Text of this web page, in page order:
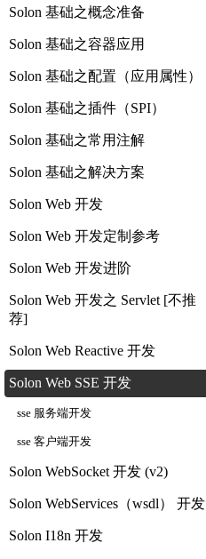
Solon 基础之概念准备
Solon 基础之容器应用
Solon 基础之配置（应用属性）
Solon 基础之插件（SPI）
Solon 基础之常用注解
Solon 基础之解决方案
Solon Web 开发
Solon Web 开发定制参考
Solon Web 开发进阶
Solon Web 开发之 Servlet [不推
荐]
Solon Web Reactive 开发
Solon Web SSE 开发
sse 服务端开发
sse 客户端开发
Solon WebSocket 开发 (v2)
Solon WebServices（wsdl） 开发
Solon I18n 开发